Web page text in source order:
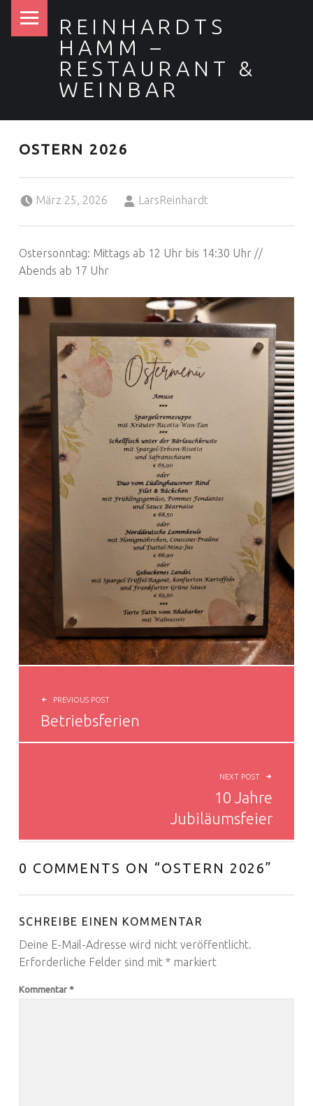
REINHARDTS
HAMM –
RESTAURANT &
WEINBAR
OSTERN 2026
März 25, 2026
LarsReinhardt
Ostersonntag: Mittags ab 12 Uhr bis 14:30 Uhr //
Abends ab 17 Uhr
BEITRAGSNAVIGATION
PREVIOUS POST
Betriebsferien
NEXT POST
10 Jahre
Jubiläumsfeier
0 COMMENTS ON “OSTERN 2026”
SCHREIBE EINEN KOMMENTAR
Deine E-Mail-Adresse wird nicht veröffentlicht.
Erforderliche Felder sind mit *markiert
Kommentar *